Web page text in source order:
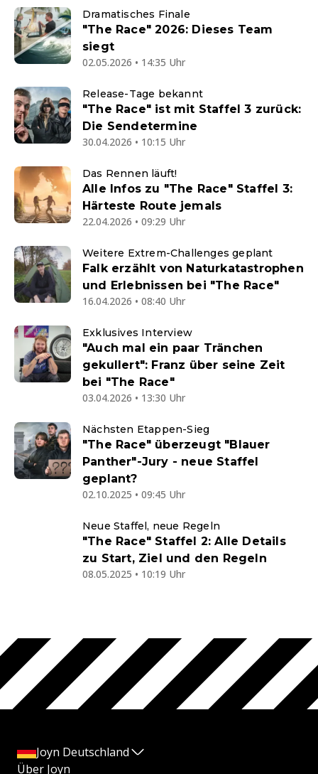
Dramatisches Finale
"The Race" 2026: Dieses Team
siegt
02.05.2026 • 14:35 Uhr
Release-Tage bekannt
"The Race" ist mit Staffel 3 zurück:
Die Sendetermine
30.04.2026 • 10:15 Uhr
Das Rennen läuft!
Alle Infos zu "The Race" Staffel 3:
Härteste Route jemals
22.04.2026 • 09:29 Uhr
Weitere Extrem-Challenges geplant
Falk erzählt von Naturkatastrophen
und Erlebnissen bei "The Race"
16.04.2026 • 08:40 Uhr
Exklusives Interview
"Auch mal ein paar Tränchen
gekullert": Franz über seine Zeit
bei "The Race"
03.04.2026 • 13:30 Uhr
Nächsten Etappen-Sieg
"The Race" überzeugt "Blauer
Panther"-Jury - neue Staffel
geplant?
02.10.2025 • 09:45 Uhr
Neue Staffel, neue Regeln
"The Race" Staffel 2: Alle Details
zu Start, Ziel und den Regeln
08.05.2025 • 10:19 Uhr
Joyn Deutschland
Über Joyn